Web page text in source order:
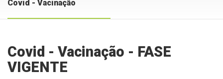
Covid - Vacinação
Covid - Vacinação - FASE
VIGENTE